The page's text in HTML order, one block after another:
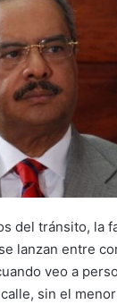
del tránsito, la
lanzan entre
veo a
sin el